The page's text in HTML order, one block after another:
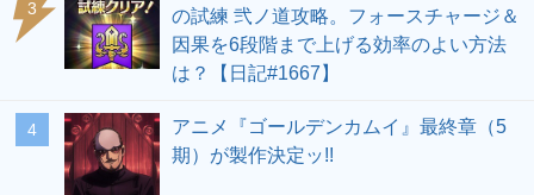
の試練 弐ノ道攻略。フォースチャージ＆
因果を6段階まで上げる効率のよい方法
は？【日記#1667】
アニメ『ゴールデンカムイ』最終章（5
期）が製作決定ッ!!